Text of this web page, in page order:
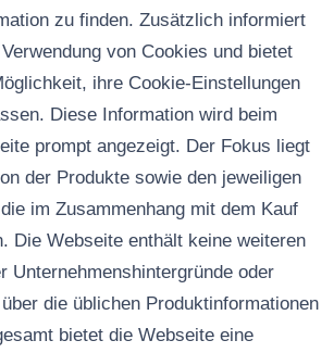
zu finden. Zusätzlich informiert
von Cookies und bietet
ihre Cookie-Einstellungen
Diese Information wird beim
prompt angezeigt. Der Fokus liegt
der Produkte sowie den jeweiligen
im Zusammenhang mit dem Kauf
Die Webseite enthält keine weiteren
Unternehmenshintergründe oder
die üblichen Produktinformationen
bietet die Webseite eine